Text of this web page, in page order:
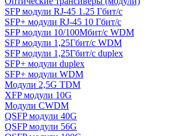
SFP модули RJ-45 1.25 Гбит/c
SFP+ модули RJ-45 10 Гбит/c
SFP модули 10/100Мбит/с WDM
SFP модули 1,25Гбит/с WDM
SFP модули 1,25Гбит/с duplex
SFP+ модули duplex
SFP+ модули WDM
Модули 2,5G TDM
XFP модули 10G
Модули CWDM
QSFP модули 40G
QSFP модули 56G